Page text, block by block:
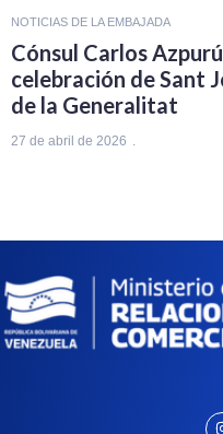
NOTICIAS DE LA EMBAJADA
Cónsul Carlos
celebración de Sant
de la Generalitat
27 de abril de 2026